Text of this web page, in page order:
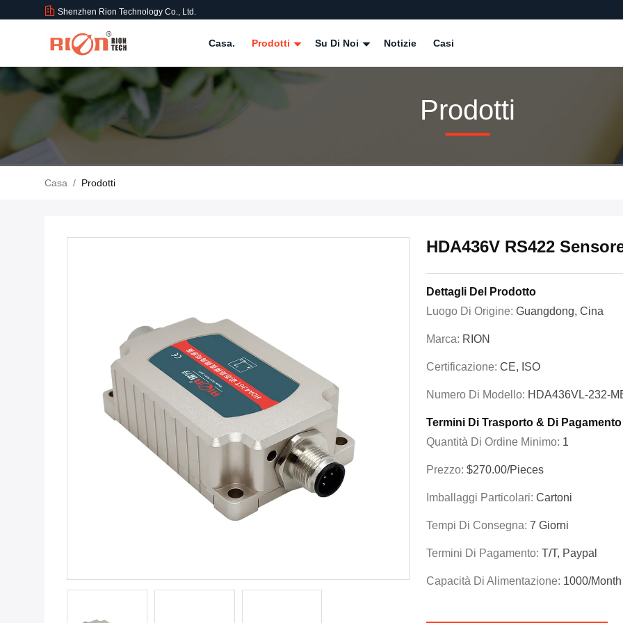
Shenzhen Rion Technology Co., Ltd.
Casa. Prodotti Su Di Noi Notizie Casi
Prodotti
Casa / Prodotti
HDA436V RS422
Dettagli Del Prodotto
Luogo Di Origine: Guangdong, Cina
Marca: RION
Certificazione: CE, ISO
Numero Di Modello: HDA436VL-232-
Termini Di Trasporto & Di Pagamento
Quantità Di Ordine Minimo: 1
Prezzo: $270.00/Pieces
Imballaggi Particolari: Cartoni
Tempi Di Consegna: 7 Giorni
Termini Di Pagamento: T/T, Paypal
Capacità Di Alimentazione: 1000/month